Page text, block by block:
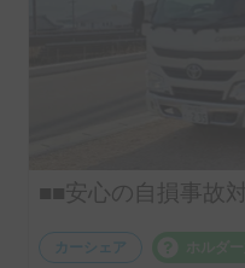
カーシェア